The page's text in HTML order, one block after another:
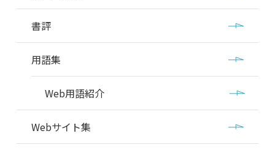
書評
用語集
Web用語紹介
Webサイト集